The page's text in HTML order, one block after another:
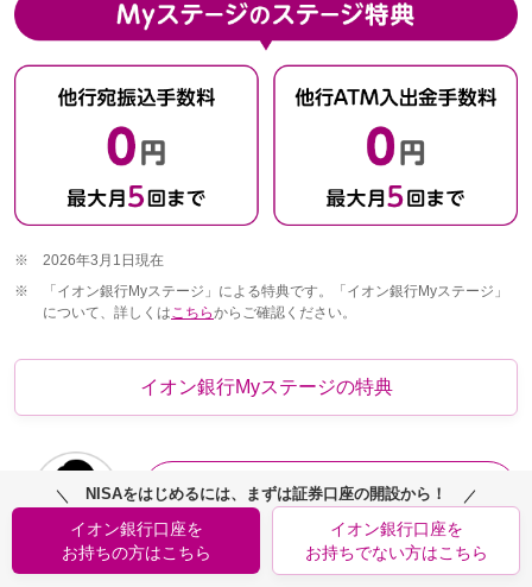
※
2026年3月1日現在
※
「イオン銀行Myステージ」による特典です。「イオン銀行Myステージ」
について、詳しくは こちらからご確認ください。
イオン銀行Myステージの特典
イオン銀行の金融商品仲介でNISAをはじめ
るとおトクな特典がいっぱいですね。
NISAをはじめるには、まずは証券口座の開設から！
イオン銀行口座を
お持ちの方はこちら
イオン銀行口座を
お持ちでない方はこちら